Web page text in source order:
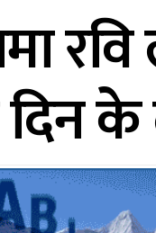
दिन